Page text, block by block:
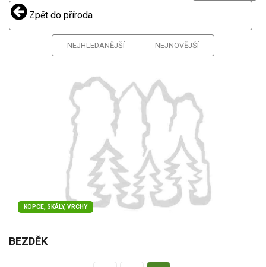
Zpět do příroda
NEJHLEDANĚJŠÍ NEJNOVĚJŠÍ
KOPCE, SKÁLY, VRCHY
BEZDĚK